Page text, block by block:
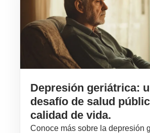
Depresión geriátrica:
desafío de salud
calidad de vida.
Conoce más sobre la depresión